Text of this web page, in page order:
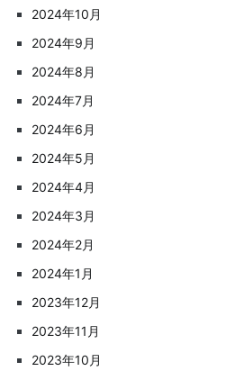
2024年10月
2024年9月
2024年8月
2024年7月
2024年6月
2024年5月
2024年4月
2024年3月
2024年2月
2024年1月
2023年12月
2023年11月
2023年10月